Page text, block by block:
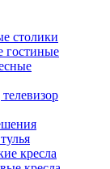
столики
гостиные
кресла